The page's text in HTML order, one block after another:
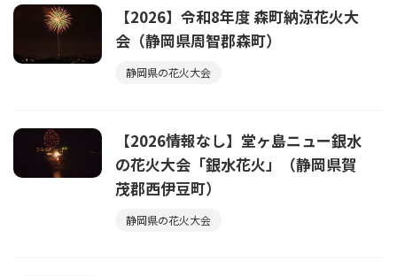
【2026】令和8年度 森町納涼花火大
会（静岡県周智郡森町）
静岡県の花火大会
【2026情報なし】堂ヶ島ニュー銀水
の花火大会「銀水花火」（静岡県賀
茂郡西伊豆町）
静岡県の花火大会